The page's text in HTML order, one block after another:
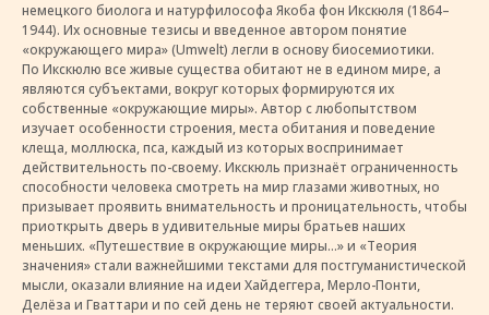
немецкого биолога и натурфилософа Якоба фон Икскюля (1864–
1944). Их основные тезисы и введенное автором понятие
«окружающего мира» (Umwelt) легли в основу биосемиотики.
По Икскюлю все живые существа обитают не в едином мире, а
являются субъектами, вокруг которых формируются их
собственные «окружающие миры». Автор с любопытством
изучает особенности строения, места обитания и поведение
клеща, моллюска, пса, каждый из которых воспринимает
действительность по-своему. Икскюль признаёт ограниченность
способности человека смотреть на мир глазами животных, но
призывает проявить внимательность и проницательность, чтобы
приоткрыть дверь в удивительные миры братьев наших
меньших. «Путешествие в окружающие миры…» и «Теория
значения» стали важнейшими текстами для постгуманистической
мысли, оказали влияние на идеи Хайдеггера, Мерло-Понти,
Делёза и Гваттари и по сей день не теряют своей актуальности.